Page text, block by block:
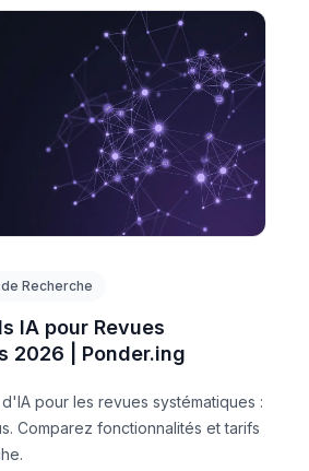
Recherche
IA pour Revues
2026 | Ponder.ing
pour les revues systématiques :
Comparez fonctionnalités et tarifs